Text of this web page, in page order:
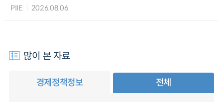
PIIE 2026.08.06
많이 본 자료
경제정책정보 전체